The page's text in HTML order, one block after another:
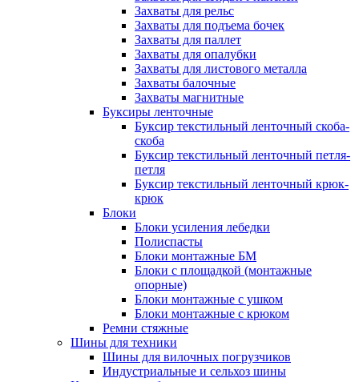
Захваты для рельс
Захваты для подъема бочек
Захваты для паллет
Захваты для опалубки
Захваты для листового металла
Захваты балочные
Захваты магнитные
Буксиры ленточные
Буксир текстильный ленточный скоба-
скоба
Буксир текстильный ленточный петля-
петля
Буксир текстильный ленточный крюк-
крюк
Блоки
Блоки усиления лебедки
Полиспасты
Блоки монтажные БМ
Блоки с площадкой (монтажные
опорные)
Блоки монтажные с ушком
Блоки монтажные с крюком
Ремни стяжные
Шины для техники
Шины для вилочных погрузчиков
Индустриальные и сельхоз шины